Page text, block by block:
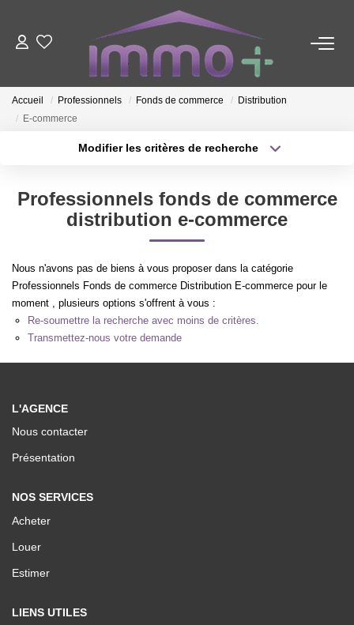
ACHETER
ESTIMER
NOTRE AGENCE
Nous Contacter
Qui Sommes-Nous ?
Accueil Professionnels Fonds de commerce
Distribution
E-commerce
Modifier les critères de recherche
Sélectionnez...
Type de bien
Créer une alerte
Professionnels fonds de commerce
distribution e-commerce
Nous n'avons pas de biens à vous proposer dans la catégorie
Professionnels Fonds de commerce Distribution E-commerce pour le
moment , plusieurs options s'offrent à vous :
Re-soumettre la recherche avec moins de critères.
Transmettez-nous votre demande
L'AGENCE
Nous contacter
Présentation
NOS SERVICES
Acheter
Louer
Estimer
LIENS UTILES